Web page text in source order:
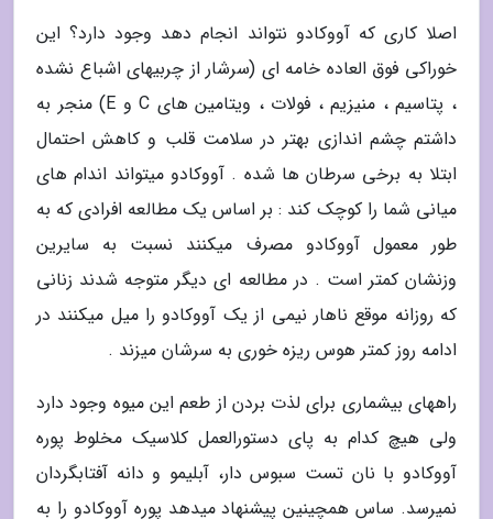
اصلا کاری که آووکادو نتواند انجام دهد وجود دارد؟ این
خوراکی فوق العاده خامه ای (سرشار از چربیهای اشباع نشده
، پتاسیم ، منیزیم ، فولات ، ویتامین های C و E) منجر به
داشتم چشم اندازی بهتر در سلامت قلب و کاهش احتمال
ابتلا به برخی سرطان ها شده . آووکادو میتواند اندام های
میانی شما را کوچک کند : بر اساس یک مطالعه افرادی که به
طور معمول آووکادو مصرف میکنند نسبت به سایرین
وزنشان کمتر است . در مطالعه ای دیگر متوجه شدند زنانی
که روزانه موقع ناهار نیمی از یک آووکادو را میل میکنند در
ادامه روز کمتر هوس ریزه خوری به سرشان میزند .
راههای بیشماری برای لذت بردن از طعم این میوه وجود دارد
ولی هیچ کدام به پای دستورالعمل کلاسیک مخلوط پوره
آووکادو با نان تست سبوس دار، آبلیمو و دانه آفتابگردان
نمیرسد. ساس همچینین پیشنهاد میدهد پوره آووکادو را به